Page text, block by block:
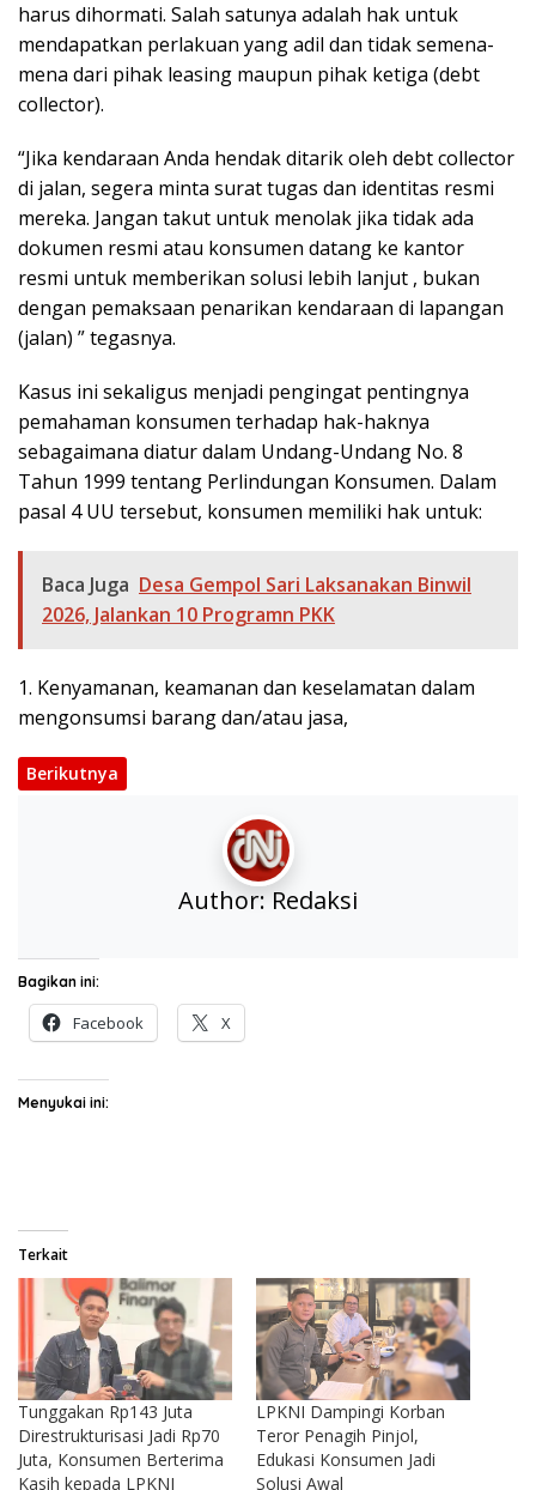
harus dihormati. Salah satunya adalah hak untuk
mendapatkan perlakuan yang adil dan tidak semena-
mena dari pihak leasing maupun pihak ketiga (debt
collector).
“Jika kendaraan Anda hendak ditarik oleh debt collector
di jalan, segera minta surat tugas dan identitas resmi
mereka. Jangan takut untuk menolak jika tidak ada
dokumen resmi atau konsumen datang ke kantor
resmi untuk memberikan solusi lebih lanjut , bukan
dengan pemaksaan penarikan kendaraan di lapangan
(jalan) ” tegasnya.
Kasus ini sekaligus menjadi pengingat pentingnya
pemahaman konsumen terhadap hak-haknya
sebagaimana diatur dalam Undang-Undang No. 8
Tahun 1999 tentang Perlindungan Konsumen. Dalam
pasal 4 UU tersebut, konsumen memiliki hak untuk:
Baca Juga Desa Gempol Sari Laksanakan Binwil
2026, Jalankan 10 Programn PKK
1. Kenyamanan, keamanan dan keselamatan dalam
mengonsumsi barang dan/atau jasa,
Berikutnya
Author: Redaksi
Bagikan ini:
Facebook X
Menyukai ini:
Terkait
Tunggakan Rp143 Juta
Direstrukturisasi Jadi Rp70
Juta, Konsumen Berterima
Kasih kepada LPKNI
LPKNI Dampingi Korban
Teror Penagih Pinjol,
Edukasi Konsumen Jadi
Solusi Awal